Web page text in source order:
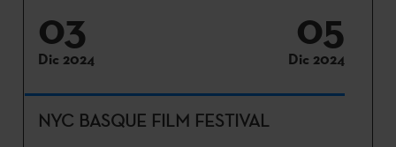
03
Dic 2024
05
Dic 2024
NYC BASQUE FILM FESTIVAL